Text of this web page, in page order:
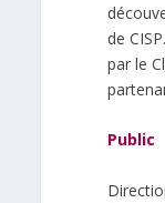
de
par le
Public